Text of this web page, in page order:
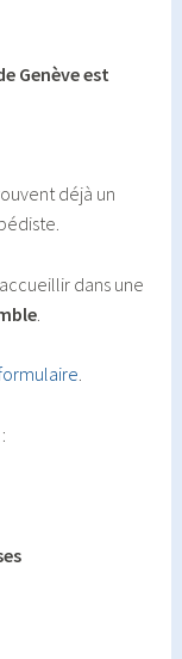
Genève est
déjà un
dans une
.